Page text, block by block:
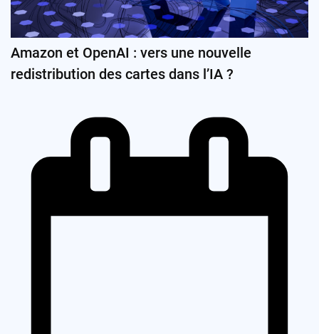
Amazon et OpenAI : vers une nouvelle
redistribution des cartes dans l’IA ?